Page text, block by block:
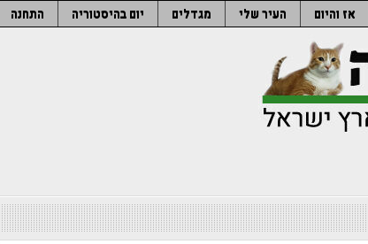
אז והיום העיר שלי מגדלים יום בהיסטוריה התחנה